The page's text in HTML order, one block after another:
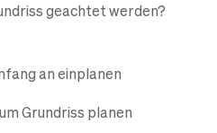
geachtet werden?
an einplanen
Grundriss planen